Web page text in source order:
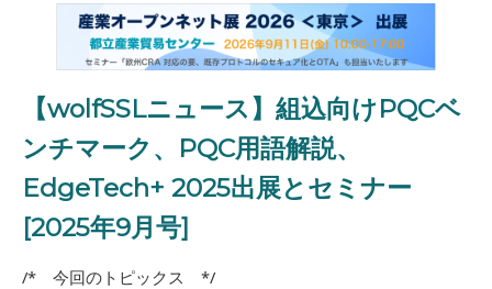
【wolfSSLニュース】組込向けPQCベ
ンチマーク、PQC用語解説、
EdgeTech+ 2025出展とセミナー
[2025年9月号]
/* 今回のトピックス */